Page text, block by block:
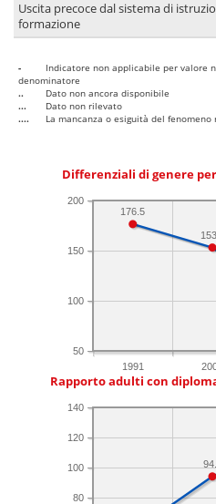
Uscita precoce dal sistema di
formazione
-
Indicatore non applicabile per valore
denominatore
..
Dato non ancora disponibile
...
Dato non rilevato
....
La mancanza o esiguità del
Differenziali di genere
1991
50
100
150
200
176.5
Rapporto adulti con
80
100
120
140